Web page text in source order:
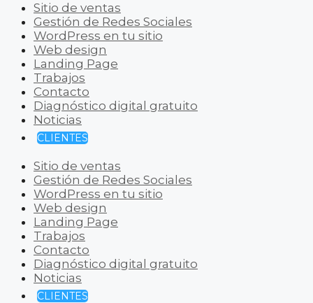
Sitio de ventas
Gestión de Redes Sociales
WordPress en tu sitio
Web design
Landing Page
Trabajos
Contacto
Diagnóstico digital gratuito
Noticias
CLIENTES
Sitio de ventas
Gestión de Redes Sociales
WordPress en tu sitio
Web design
Landing Page
Trabajos
Contacto
Diagnóstico digital gratuito
Noticias
CLIENTES